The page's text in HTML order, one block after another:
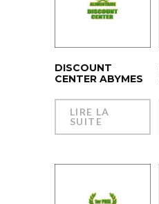
DISCOUNT
CENTER ABYMES
LIRE LA
SUITE